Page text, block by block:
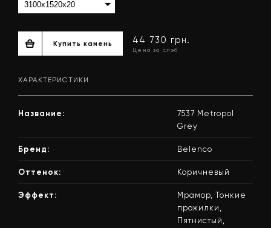
44 730 грн.
Цена за слэб
ХАРАКТЕРИСТИКИ
Название:
7537 Metropol
Grey
Бренд: Belenco
Оттенок: Коричневый
Эффект:
Мрамор, Тонкие
прожилки,
Пятнистый,